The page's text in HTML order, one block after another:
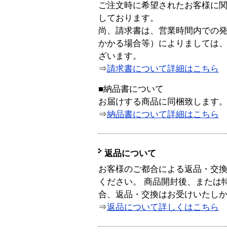
ご注文時に希望されたお客様に
しております。
尚、請求書は、営業時間内での
かかる場合等）によりましては
ざいます。
⇒請求書について詳細はこちら
■納品書について
お届けする商品に同梱致します。
⇒納品書について詳細はこちら
返品について
お客様のご都合による返品・交
ください。 商品開封後、または
合、返品・交換はお受けいたし
⇒返品について詳しくはこちら